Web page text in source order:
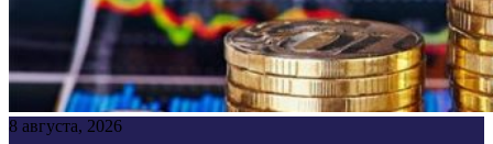
8 августа, 2026